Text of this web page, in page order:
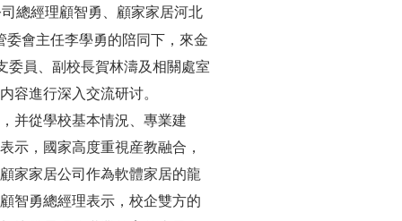
總經理顧智勇、顧家家居河北
會主任李學勇的陪同下，來金
委員、副校長賀林濤及相關處室
容進行深入交流研讨。
從學校基本情況、專業建
示，國家高度重視産教融合，
家家居公司作為軟體家居的龍
智勇總經理表示，校企雙方的